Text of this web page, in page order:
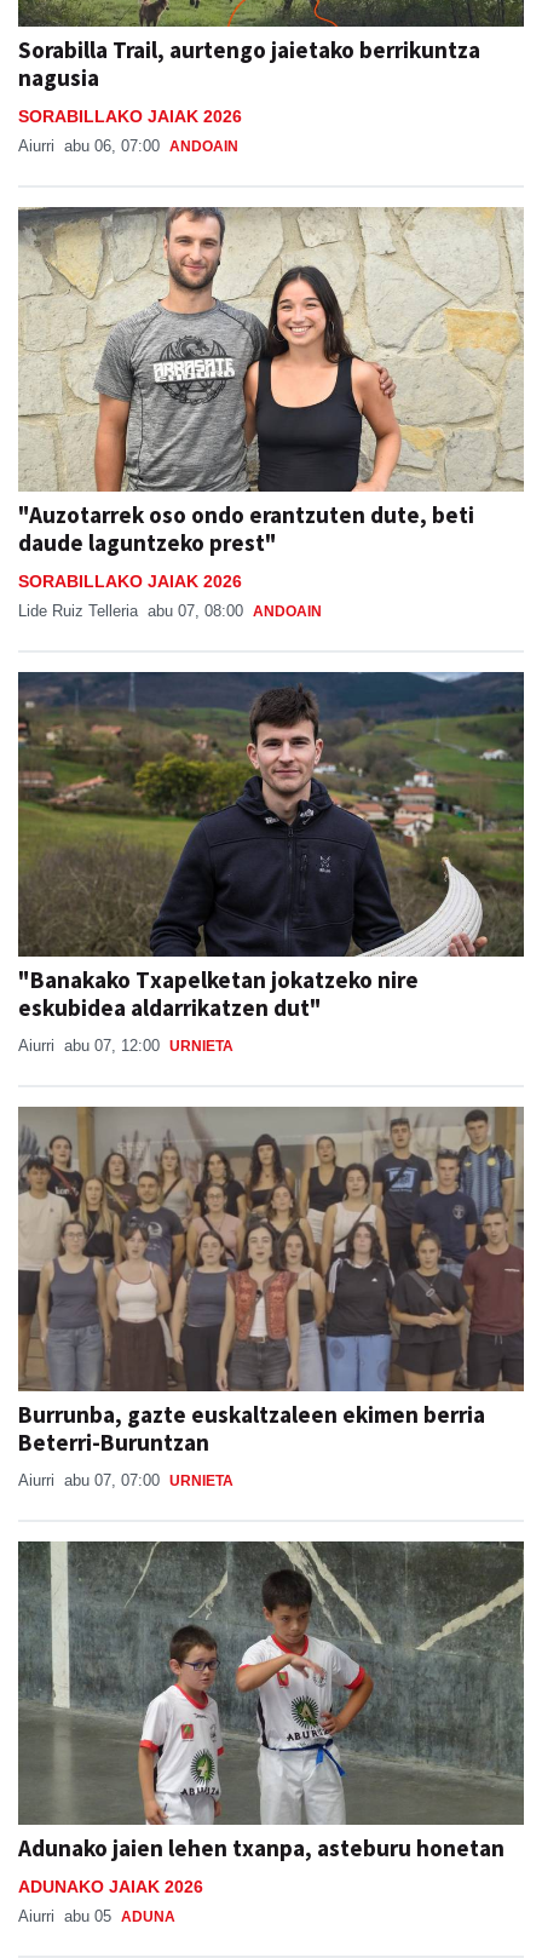
Sorabilla Trail, aurtengo jaietako berrikuntza
nagusia
SORABILLAKO JAIAK 2026
Aiurri abu 06, 07:00 ANDOAIN
"Auzotarrek oso ondo erantzuten dute, beti
daude laguntzeko prest"
SORABILLAKO JAIAK 2026
Lide Ruiz Telleria abu 07, 08:00 ANDOAIN
"Banakako Txapelketan jokatzeko nire
eskubidea aldarrikatzen dut"
Aiurri abu 07, 12:00 URNIETA
Burrunba, gazte euskaltzaleen ekimen berria
Beterri-Buruntzan
Aiurri abu 07, 07:00 URNIETA
Adunako jaien lehen txanpa, asteburu honetan
ADUNAKO JAIAK 2026
Aiurri abu 05 ADUNA